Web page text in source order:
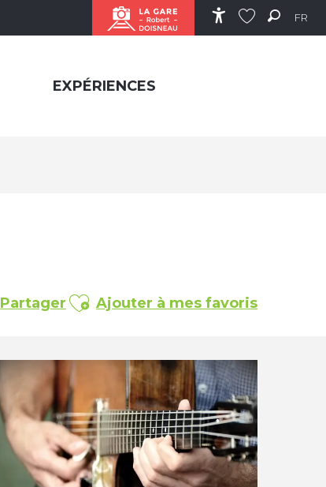
Accessibilité
FR
EXPÉRIENCES
Partager Ajouter aux favoris
Ajouter à mes favoris